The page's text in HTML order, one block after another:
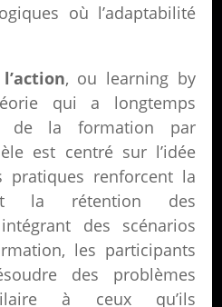
où l’adaptabilité
, ou learning by
qui a longtemps
de la formation par
est centré sur l’idée
pratiques renforcent la
et la rétention des
des scénarios
les participants
des problèmes
à ceux qu’ils